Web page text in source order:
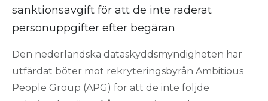
sanktionsavgift för att de inte raderat
personuppgifter efter begäran
Den nederländska dataskyddsmyndigheten har
utfärdat böter mot rekryteringsbyrån Ambitious
People Group (APG) för att de inte följde